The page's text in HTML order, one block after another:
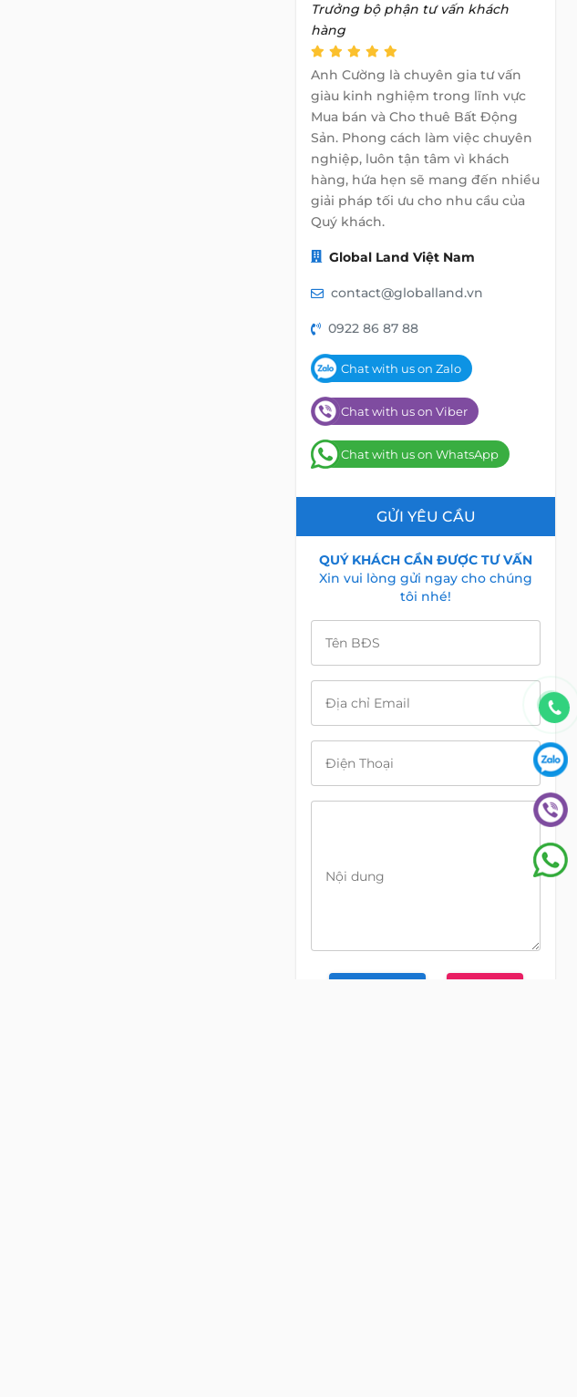
Trưởng bộ phận tư vấn khách
hàng
Anh Cường là chuyên gia tư vấn
giàu kinh nghiệm trong lĩnh vực
Mua bán và Cho thuê Bất Động
Sản. Phong cách làm việc chuyên
nghiệp, luôn tận tâm vì khách
hàng, hứa hẹn sẽ mang đến nhiều
giải pháp tối ưu cho nhu cầu của
Quý khách.
Global Land Việt Nam
contact@globalland.vn
0922 86 87 88
Chat with us on Zalo
Chat with us on Viber
Chat with us on WhatsApp
GỬI YÊU CẦU
QUÝ KHÁCH CẦN ĐƯỢC TƯ VẤN
Xin vui lòng gửi ngay cho chúng
tôi nhé!
Tên BĐS
Địa chỉ Email
Điện Thoại
Nội dung